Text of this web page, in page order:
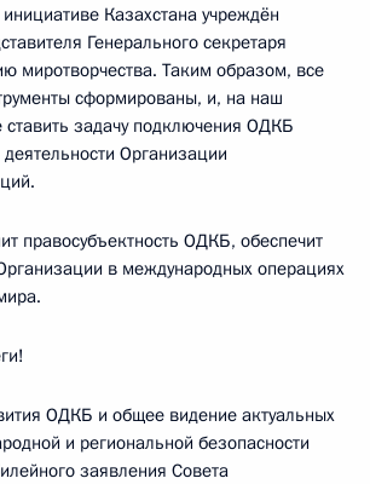
Казахстана учреждён
Генерального секретаря
миротворчества. Таким образом, все
сформированы, и, на наш
ставить задачу подключения ОДКБ
Организации
правосубъектность ОДКБ, обеспечит
в международных операциях
ОДКБ и общее видение актуальных
и региональной безопасности
заявления Совета